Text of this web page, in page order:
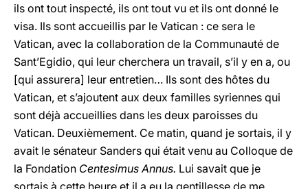
ils ont tout inspecté, ils ont tout vu et ils ont donné le
visa. Ils sont accueillis par le Vatican : ce sera le
Vatican, avec la collaboration de la Communauté de
Sant’Egidio, qui leur cherchera un travail, s’il y en a, ou
[qui assurera] leur entretien… Ils sont des hôtes du
Vatican, et s’ajoutent aux deux familles syriennes qui
sont déjà accueillies dans les deux paroisses du
Vatican. Deuxièmement. Ce matin, quand je sortais, il y
avait le sénateur Sanders qui était venu au Colloque de
la Fondation Centesimus Annus. Lui savait que je
sortais à cette heure et il a eu la gentillesse de me